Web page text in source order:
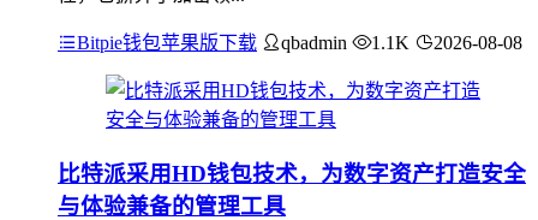
Bitpie钱包苹果版下载 qbadmin 1.1K 2026-08-08
比特派采用HD钱包技术，为数字资产打造安全
与体验兼备的管理工具